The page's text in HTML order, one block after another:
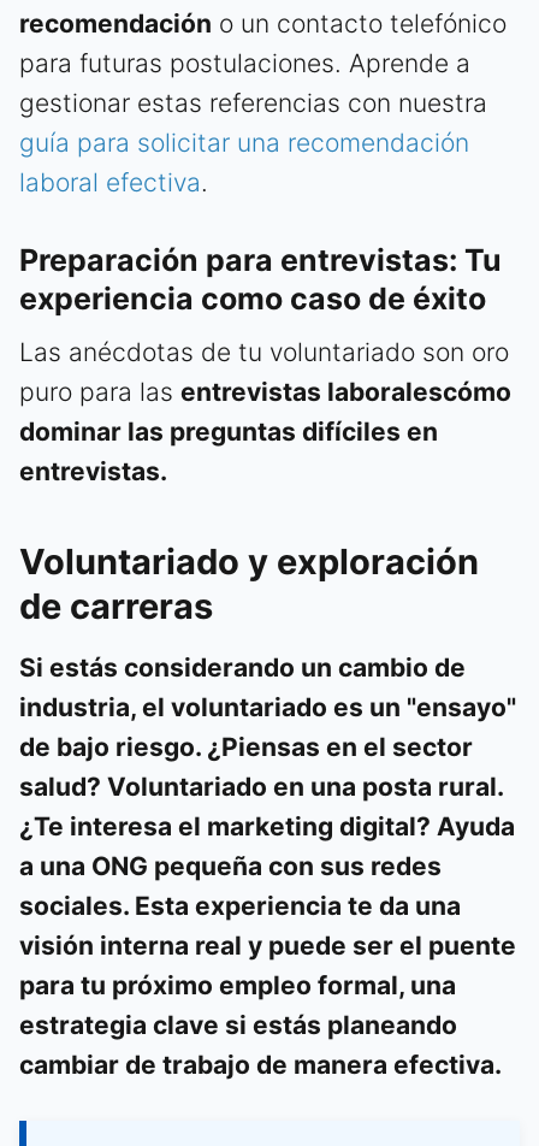
recomendación o un contacto telefónico
para futuras postulaciones. Aprende a
gestionar estas referencias con nuestra
guía para solicitar una recomendación
laboral efectiva.
Preparación para entrevistas: Tu
experiencia como caso de éxito
Las anécdotas de tu voluntariado son oro
puro para las entrevistas laboralescómo
dominar las preguntas difíciles en
entrevistas.
Voluntariado y exploración
de carreras
Si estás considerando un cambio de
industria, el voluntariado es un "ensayo"
de bajo riesgo. ¿Piensas en el sector
salud? Voluntariado en una posta rural.
¿Te interesa el marketing digital? Ayuda
a una ONG pequeña con sus redes
sociales. Esta experiencia te da una
visión interna real y puede ser el puente
para tu próximo empleo formal, una
estrategia clave si estás planeando
cambiar de trabajo de manera efectiva.